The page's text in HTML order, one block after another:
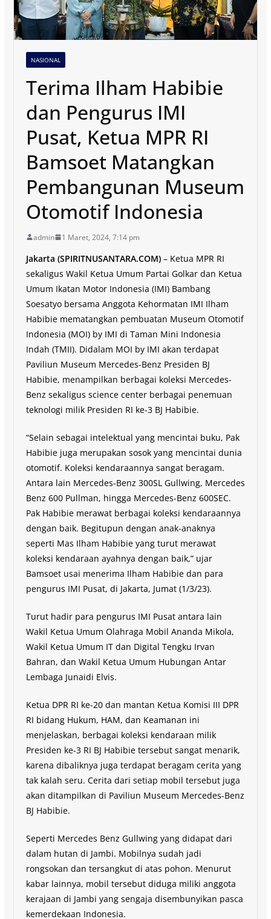
NASIONAL
Terima Ilham Habibie
dan Pengurus IMI
Pusat, Ketua MPR RI
Bamsoet Matangkan
Pembangunan Museum
Otomotif Indonesia
admin 1 Maret, 2024, 7:14 pm
Jakarta (SPIRITNUSANTARA.COM)– Ketua MPR RI
sekaligus Wakil Ketua Umum Partai Golkar dan Ketua
Umum Ikatan Motor Indonesia (IMI) Bambang
Soesatyo bersama Anggota Kehormatan IMI Ilham
Habibie mematangkan pembuatan Museum Otomotif
Indonesia (MOI) by IMI di Taman Mini Indonesia
Indah (TMII). Didalam MOI by IMI akan terdapat
Paviliun Museum Mercedes-Benz Presiden BJ
Habibie, menampilkan berbagai koleksi Mercedes-
Benz sekaligus science center berbagai penemuan
teknologi milik Presiden RI ke-3 BJ Habibie.
“Selain sebagai intelektual yang mencintai buku, Pak
Habibie juga merupakan sosok yang mencintai dunia
otomotif. Koleksi kendaraannya sangat beragam.
Antara lain Mercedes-Benz 300SL Gullwing, Mercedes
Benz 600 Pullman, hingga Mercedes-Benz 600SEC.
Pak Habibie merawat berbagai koleksi kendaraannya
dengan baik. Begitupun dengan anak-anaknya
seperti Mas Ilham Habibie yang turut merawat
koleksi kendaraan ayahnya dengan baik,” ujar
Bamsoet usai menerima Ilham Habibie dan para
pengurus IMI Pusat, di Jakarta, Jumat (1/3/23).
Turut hadir para pengurus IMI Pusat antara lain
Wakil Ketua Umum Olahraga Mobil Ananda Mikola,
Wakil Ketua Umum IT dan Digital Tengku Irvan
Bahran, dan Wakil Ketua Umum Hubungan Antar
Lembaga Junaidi Elvis.
Ketua DPR RI ke-20 dan mantan Ketua Komisi III DPR
RI bidang Hukum, HAM, dan Keamanan ini
menjelaskan, berbagai koleksi kendaraan milik
Presiden ke-3 RI BJ Habibie tersebut sangat menarik,
karena dibaliknya juga terdapat beragam cerita yang
tak kalah seru. Cerita dari setiap mobil tersebut juga
akan ditampilkan di Paviliun Museum Mercedes-Benz
BJ Habibie.
Seperti Mercedes Benz Gullwing yang didapat dari
dalam hutan di Jambi. Mobilnya sudah jadi
rongsokan dan tersangkut di atas pohon. Menurut
kabar lainnya, mobil tersebut diduga miliki anggota
kerajaan di Jambi yang sengaja disembunyikan pasca
kemerdekaan Indonesia.